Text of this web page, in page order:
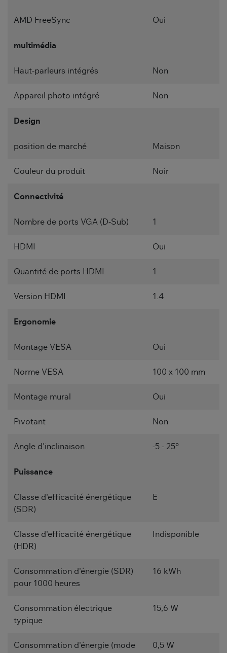
AMD FreeSync Oui
multimédia
Haut-parleurs intégrés Non
Appareil photo intégré Non
Design
position de marché Maison
Couleur du produit Noir
Connectivité
Nombre de ports VGA (D-Sub) 1
HDMI Oui
Quantité de ports HDMI 1
Version HDMI 1.4
Ergonomie
Montage VESA Oui
Norme VESA 100 x 100 mm
Montage mural Oui
Pivotant Non
Angle d'inclinaison -5 - 25°
Puissance
Classe d'efficacité énergétique
(SDR)
E
Classe d'efficacité énergétique
(HDR)
Indisponible
Consommation d'énergie (SDR)
pour 1000 heures
16 kWh
Consommation électrique
typique
15,6 W
Consommation d'énergie (mode
0,5 W